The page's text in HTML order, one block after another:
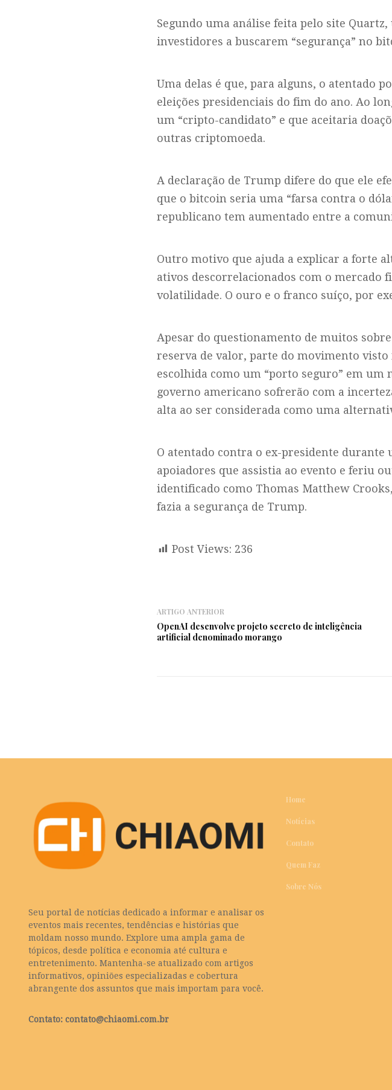
Segundo uma análise feita pelo site
investidores a buscarem “segurança” no
Uma delas é que, para alguns, o atentado
eleições presidenciais do fim do ano. Ao
um “cripto-candidato” e que aceitaria
outras criptomoeda.
A declaração de Trump difere do que ele
que o bitcoin seria uma “farsa contra o
republicano tem aumentado entre a
Outro motivo que ajuda a explicar a forte
ativos descorrelacionados com o mercado
volatilidade. O ouro e o franco suíço, por
Apesar do questionamento de muitos
reserva de valor, parte do movimento
escolhida como um “porto seguro” em um
governo americano sofrerão com a
alta ao ser considerada como uma
O atentado contra o ex-presidente
apoiadores que assistia ao evento e feriu
identificado como Thomas Matthew
fazia a segurança de Trump.
Post Views: 236
ARTIGO ANTERIOR
OpenAI desenvolve projeto secreto de inteligência
artificial denominado morango
Seu portal de notícias dedicado a informar e analisar os
eventos mais recentes, tendências e histórias que
moldam nosso mundo. Explore uma ampla gama de
tópicos, desde política e economia até cultura e
entretenimento. Mantenha-se atualizado com artigos
informativos, opiniões especializadas e cobertura
abrangente dos assuntos que mais importam para você.
Contato: contato@chiaomi.com.br
Home
Notícias
Contato
Quem Faz
Sobre Nós